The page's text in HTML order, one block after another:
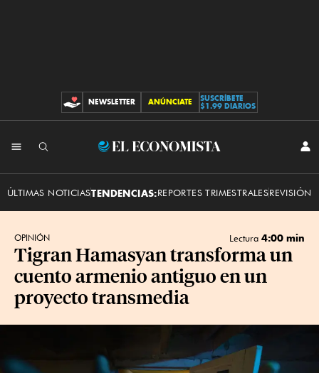
CONTRIBUCIONES
NEWSLETTER ANÚNCIATE
SUSCRÍBETE
$1.99 DIARIOS
El
ÚLTIMAS NOTICIASTENDENCIAS:REPORTES TRIMESTRALESREVISIÓN
OPINIÓN Lectura 4:00 min
Tigran Hamasyan transforma un
cuento armenio antiguo en un
proyecto transmedia